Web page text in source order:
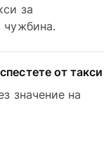
за
чужбина.
от такси
значение на